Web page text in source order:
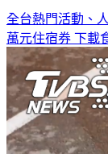
全台熱門活動、
萬元住宿券 下載